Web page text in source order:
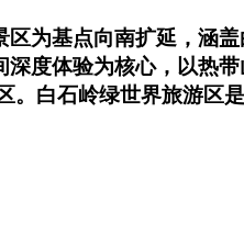
为基点向南扩延，涵
度体验为核心，以热
。白石岭绿世界旅游区